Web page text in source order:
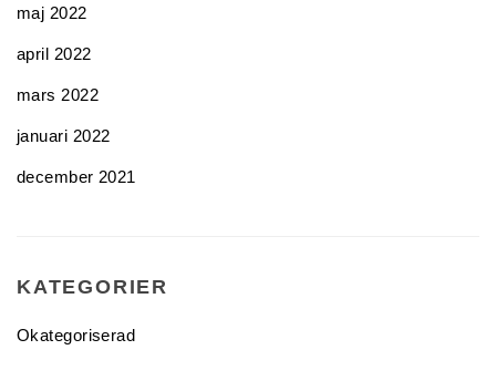
maj 2022
april 2022
mars 2022
januari 2022
december 2021
KATEGORIER
Okategoriserad